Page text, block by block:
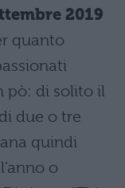
2019
quanto
pò: di solito il
due o tre
quindi
o